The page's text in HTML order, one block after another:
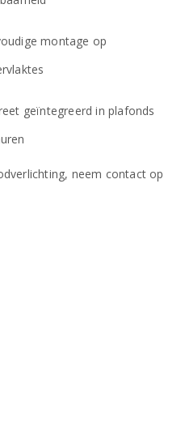
montage op
geïntegreerd in plafonds
neem contact op